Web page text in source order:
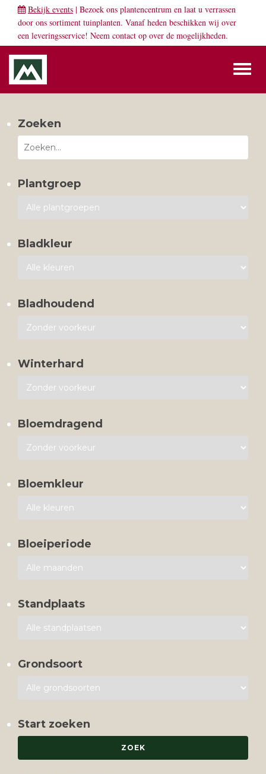
Bekijk events | Bezoek ons plantencentrum en laat u verrassen
door ons sortiment tuinplanten. Vanaf heden beschikken wij over
een leveringsservice! Neem contact op over de mogelijkheden.
Zoeken
Plantgroep
Bladkleur
Bladhoudend
Winterhard
Bloemdragend
Bloemkleur
Bloeiperiode
Standplaats
Grondsoort
Start zoeken